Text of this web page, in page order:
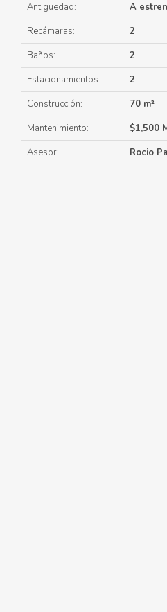
Antigüedad:
A
Recámaras:
2
Baños:
2
Estacionamientos:
2
Construcción:
70 m²
Mantenimiento:
$1,500
Asesor:
Rocio